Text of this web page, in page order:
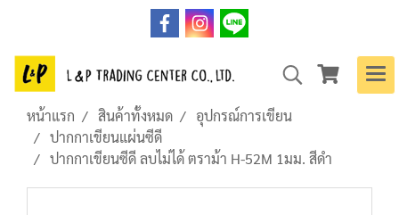
หน้าแรก สินค้าทั้งหมด
อุปกรณ์การเขียน
ปากกาเขียนแผ่นซีดี
ปากกาเขียนซีดี ลบไม่ได้ ตราม้า H-52M 1มม. สีดำ